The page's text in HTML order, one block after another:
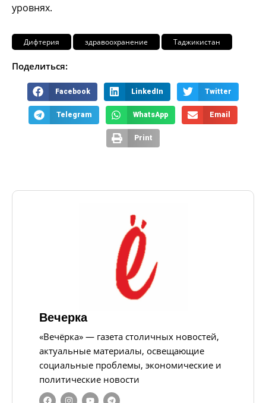
уровнях.
Дифтерия здравоохранение Таджикистан
Поделиться:
Facebook LinkedIn Twitter
Telegram WhatsApp Email
Print
Вечерка
«Вечёрка» — газета столичных новостей,
актуальные материалы, освещающие
социальные проблемы, экономические и
политические новости